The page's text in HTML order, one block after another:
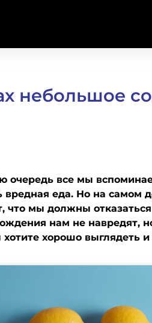
небольшое
очередь все мы
вредная еда. Но на самом
что мы должны
нам не навредят,
хорошо выглядеть